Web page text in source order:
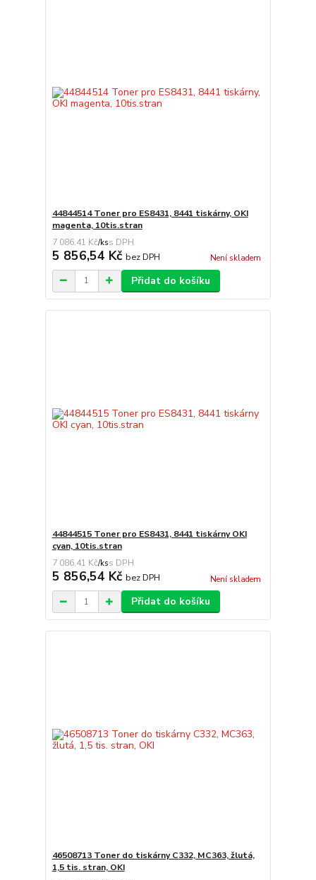
44844514 Toner pro ES8431, 8441 tiskárny, OKI
magenta, 10tis.stran
7 086,41 Kč/ks
5 856,54 Kč bez DPH Není skladem
Přidat do košíku
44844515 Toner pro ES8431, 8441 tiskárny OKI
cyan, 10tis.stran
7 086,41 Kč/ks
5 856,54 Kč bez DPH Není skladem
Přidat do košíku
46508713 Toner do tiskárny C332, MC363, žlutá,
1,5 tis. stran, OKI